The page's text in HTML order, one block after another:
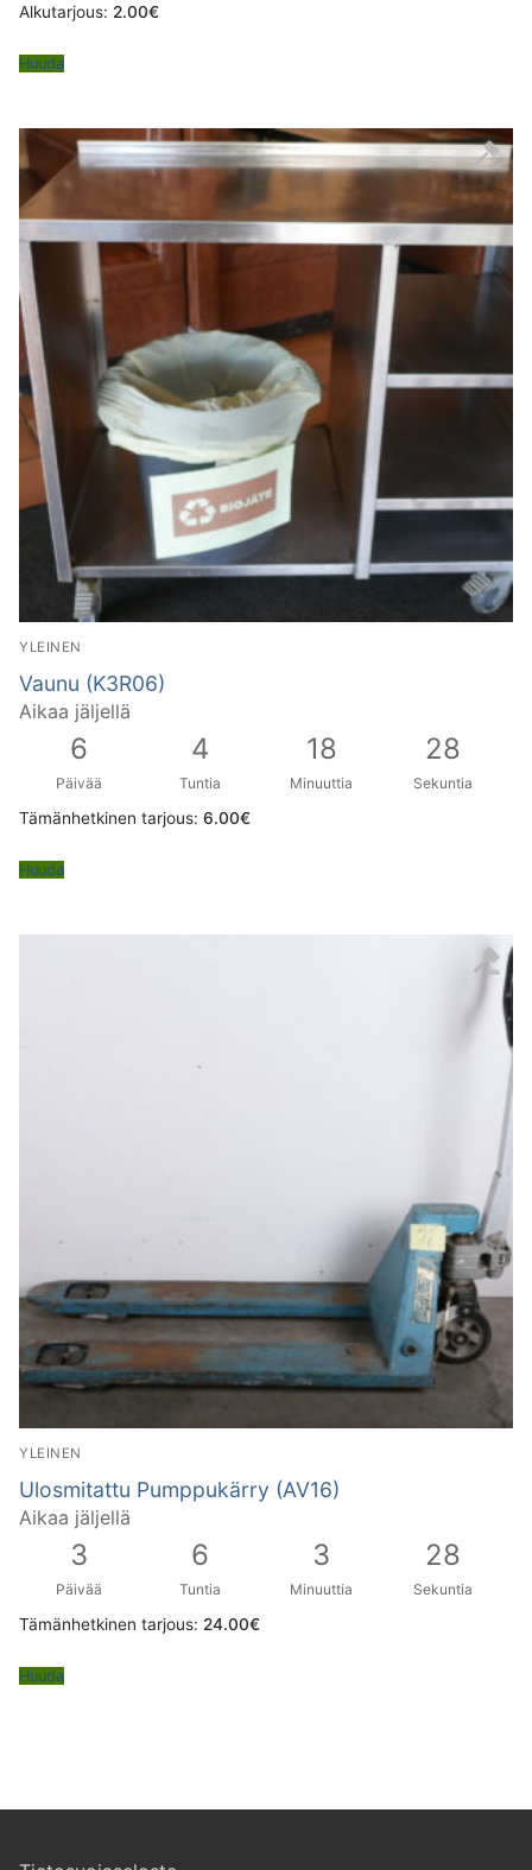
Alkutarjous: 2.00€
Huuda
YLEINEN
Vaunu (K3R06)
Aikaa jäljellä
6
Päivää
4
Tuntia
18
Minuuttia
27
Sekuntia
Tämänhetkinen tarjous: 6.00€
Huuda
YLEINEN
Ulosmitattu Pumppukärry (AV16)
Aikaa jäljellä
3
Päivää
6
Tuntia
3
Minuuttia
27
Sekuntia
Tämänhetkinen tarjous: 24.00€
Huuda